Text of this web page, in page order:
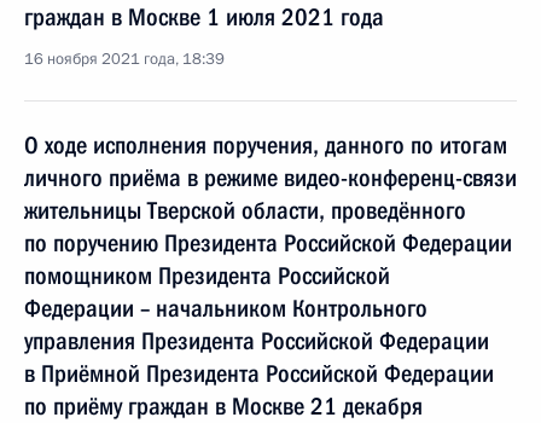
граждан в Москве 1 июля 2021 года
16 ноября 2021 года, 18:39
О ходе исполнения поручения, данного по итогам
личного приёма в режиме видео-конференц-связи
жительницы Тверской области, проведённого
по поручению Президента Российской Федерации
помощником Президента Российской
Федерации – начальником Контрольного
управления Президента Российской Федерации
в Приёмной Президента Российской Федерации
по приёму граждан в Москве 21 декабря